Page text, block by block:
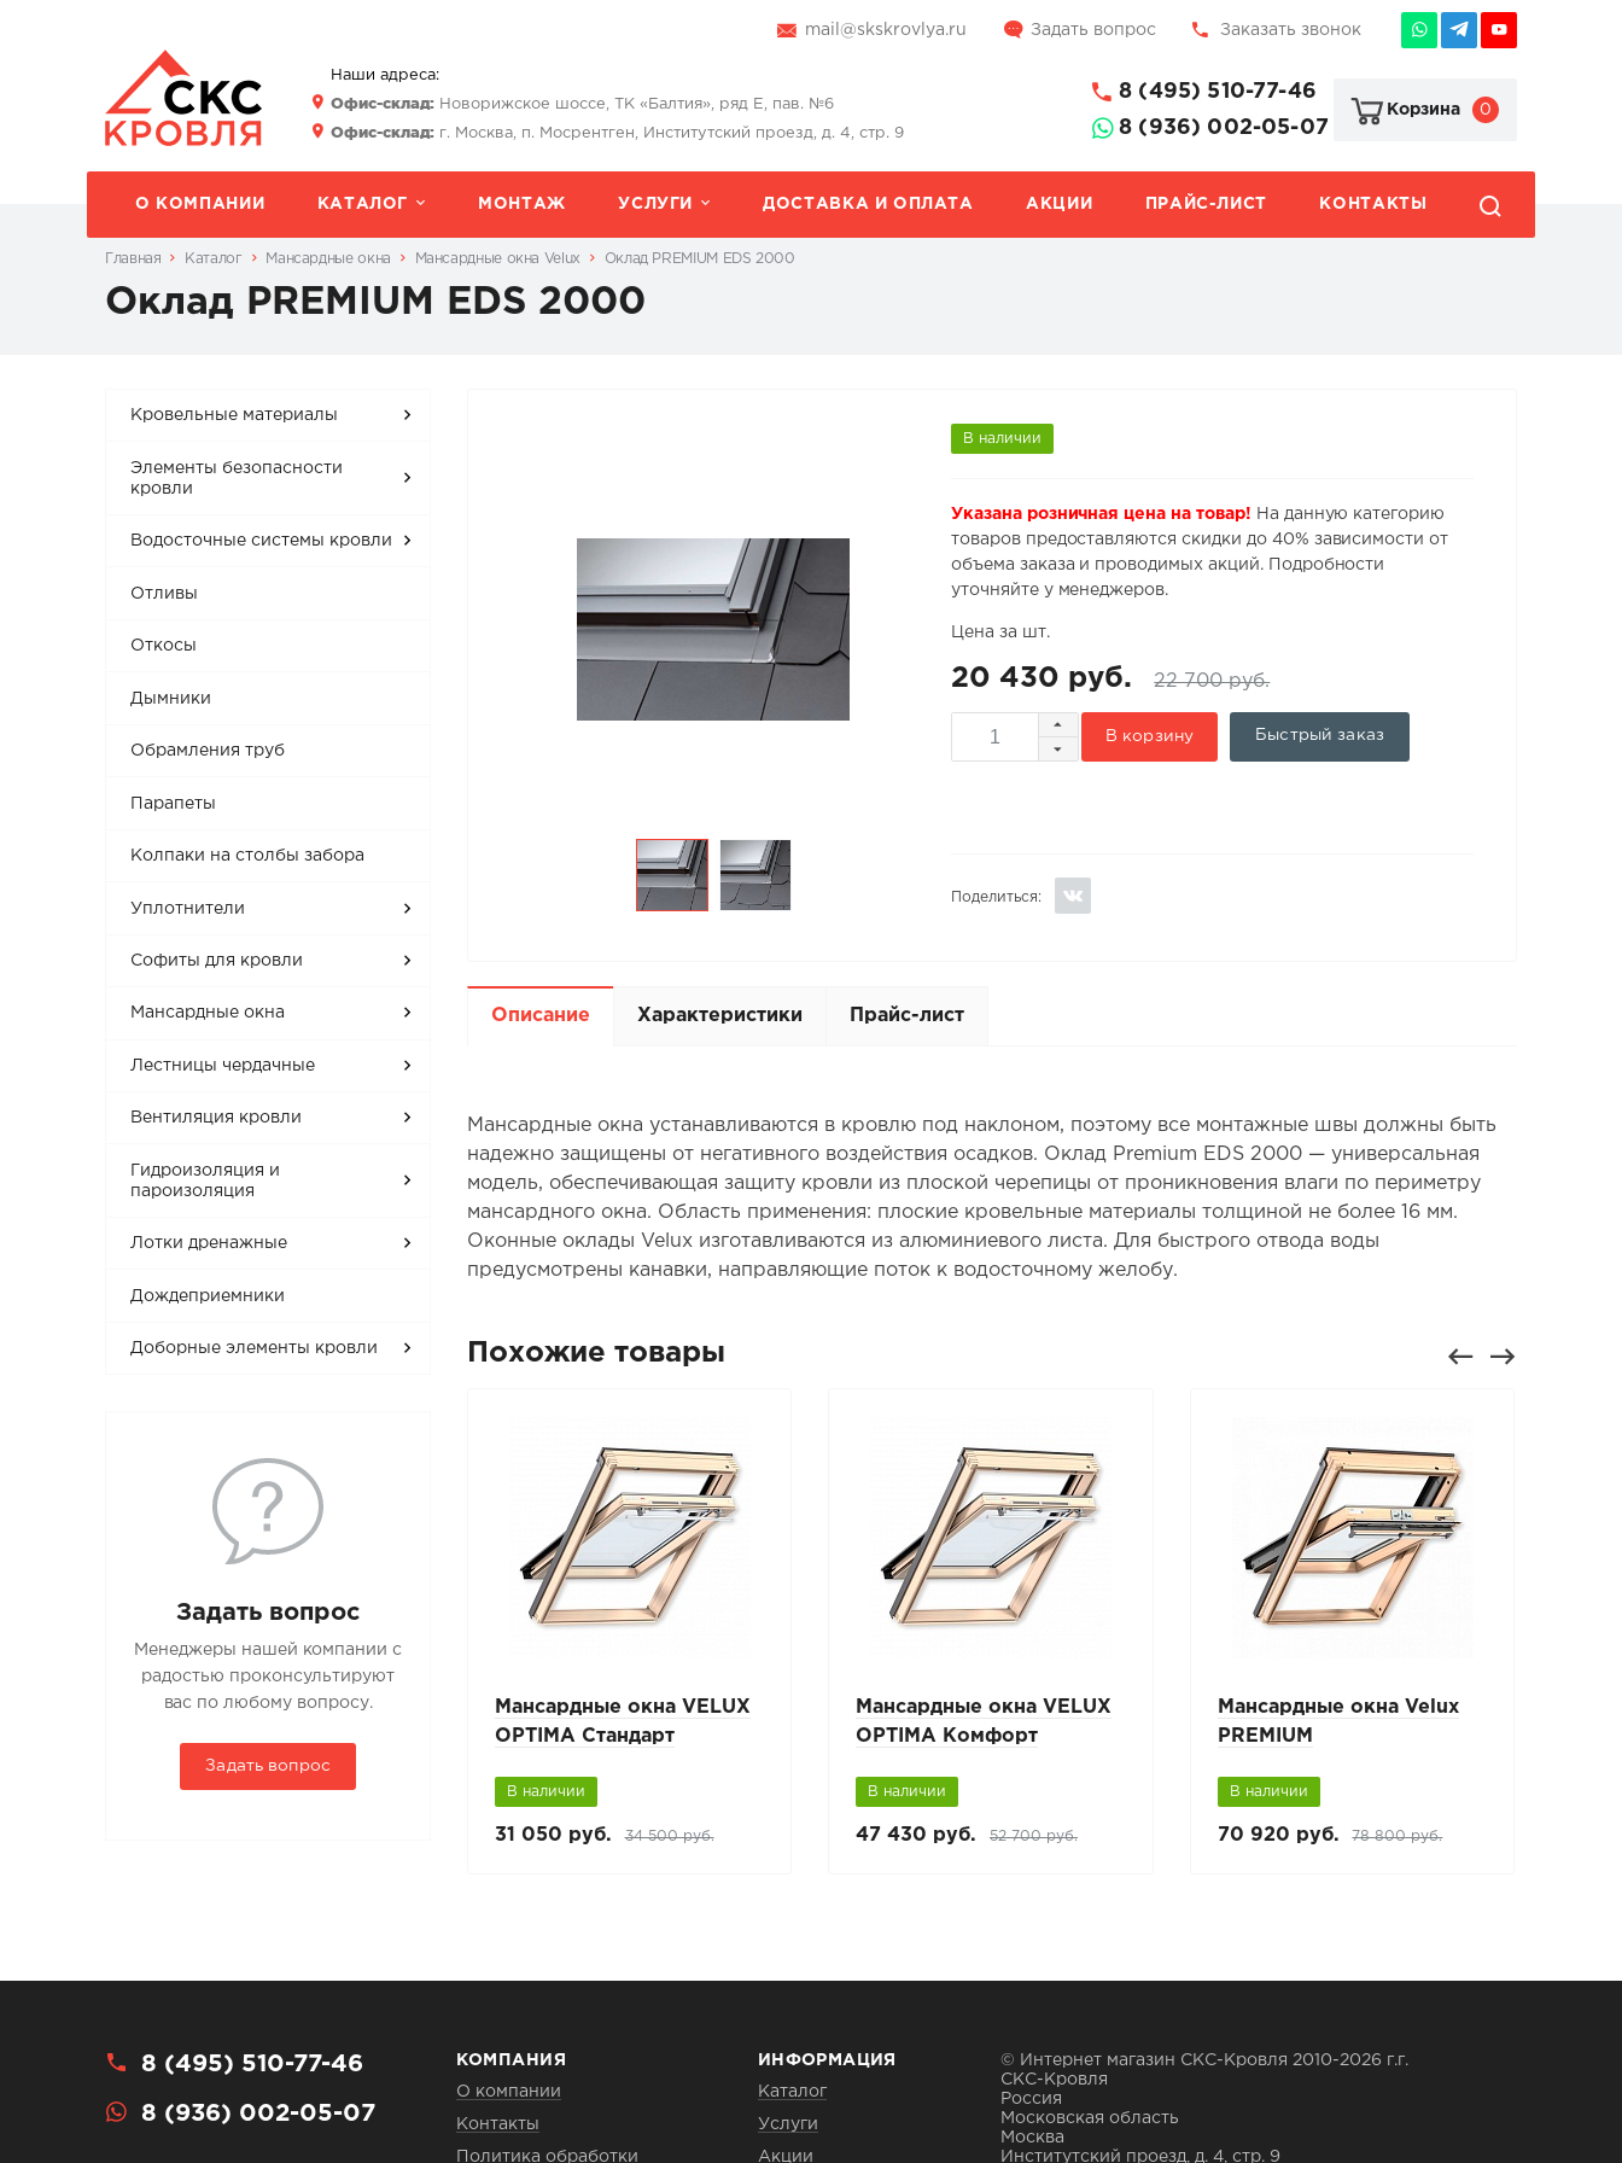
mail@skskrovlya.ru Задать вопрос Заказать звонок
Наши адреса:
Офис-склад:Новорижское шоссе, ТК «Балтия», ряд Е, пав. №6
Офис-склад:г. Москва, п. Мосрентген, Институтский проезд, д. 4, стр. 9
8 (495) 510-77-46
8 (936) 002-05-07
Корзина 0
О КОМПАНИИ КАТАЛОГ МОНТАЖ УСЛУГИ ДОСТАВКА И ОПЛАТА АКЦИИ ПРАЙС-ЛИСТ КОНТАКТЫ
Главная Каталог Мансардные окна Мансардные окна Velux Оклад PREMIUM EDS 2000
Оклад PREMIUM EDS 2000
Кровельные материалы
Элементы безопасности
кровли
Водосточные системы кровли
Отливы
Откосы
Дымники
Обрамления труб
Парапеты
Колпаки на столбы забора
Уплотнители
Софиты для кровли
Мансардные окна
Лестницы чердачные
Вентиляция кровли
Гидроизоляция и
пароизоляция
Лотки дренажные
Дождеприемники
Доборные элементы кровли
Задать вопрос
Менеджеры нашей компании с
радостью проконсультируют
вас по любому вопросу.
Задать вопрос
В наличии
Указана розничная цена на товар! На данную категорию
товаров предоставляются скидки до 40% зависимости от
объема заказа и проводимых акций. Подробности
уточняйте у менеджеров.
Цена за шт.
20 430 руб. 22 700 руб.
В корзину Быстрый заказ
Поделиться:
Описание Характеристики Прайс-лист
Мансардные окна устанавливаются в кровлю под наклоном, поэтому все монтажные швы должны быть
надежно защищены от негативного воздействия осадков. Оклад Premium EDS 2000 — универсальная
модель, обеспечивающая защиту кровли из плоской черепицы от проникновения влаги по периметру
мансардного окна. Область применения: плоские кровельные материалы толщиной не более 16 мм.
Оконные оклады Velux изготавливаются из алюминиевого листа. Для быстрого отвода воды
предусмотрены канавки, направляющие поток к водосточному желобу.
Похожие товары
Оклад Premium EDW
В наличии
Мансардные окна VELUX
OPTIMA Стандарт
В наличии
31 050 руб. 34 500 руб.
Мансардные окна VELUX
OPTIMA Комфорт
В наличии
47 430 руб. 52 700 руб.
Мансардные окна Velux
PREMIUM
В наличии
70 920 руб. 78 800 руб.
8 (495) 510-77-46
8 (936) 002-05-07
КОМПАНИЯ
О компании
Контакты
Политика обработки
ИНФОРМАЦИЯ
Каталог
Услуги
Акции
© Интернет магазин СКС-Кровля 2010-2026 г.г.
СКС-Кровля
Россия
Московская область
Москва
Институтский проезд, д. 4, стр. 9